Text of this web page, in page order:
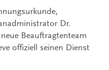
Dr.
Beauftragtenteam
offiziell seinen Dienst